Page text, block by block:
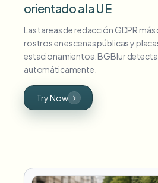
orientado a la UE
Las tareas de redacción GDPR
rostros en escenas públicas y
estacionamientos. BGBlur
automáticamente.
Try Now